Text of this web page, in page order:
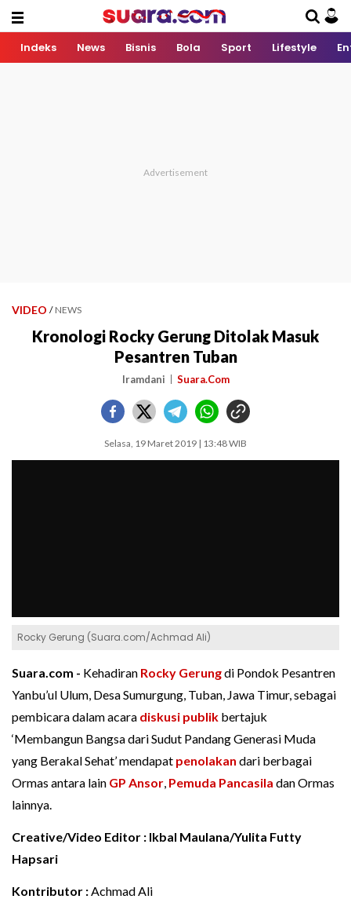
Indeks News Bisnis Bola Sport Lifestyle
VIDEO / NEWS
Kronologi Rocky Gerung Ditolak Masuk
Pesantren Tuban
Iramdani Suara.Com
Selasa, 19 Maret 2019 | 13:48 WIB
Rocky Gerung (Suara.com/Achmad Ali)
Suara.com - Kehadiran Rocky Gerungdi Pondok Pesantren
Yanbu’ul Ulum, Desa Sumurgung, Tuban, Jawa Timur, sebagai
pembicara dalam acara diskusi publik bertajuk
‘Membangun Bangsa dari Sudut Pandang Generasi Muda
yang Berakal Sehat’ mendapat penolakan dari berbagai
Ormas antara lain GP Ansor, Pemuda Pancasila dan Ormas
lainnya.
Creative/Video Editor : Ikbal Maulana/Yulita Futty
Hapsari
Kontributor :Achmad Ali